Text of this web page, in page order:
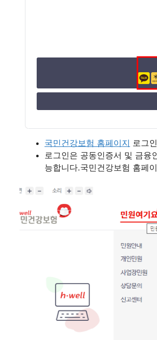
국민건강보험 홈페이지 로그
로그인은 공동인증서 및 금융
능합니다.국민건강보험 홈페